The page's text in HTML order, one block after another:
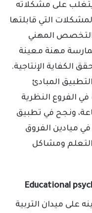
يتغلب على مشكلاته
التي قابلتها
المهني
مهنة معينة
الكفاية الإنتاجية.
المبادئ
الفروع النظرية
ونجح في تطبيق
في ميادين الفروق
التعلم ومشاكل
على ميدان التربية